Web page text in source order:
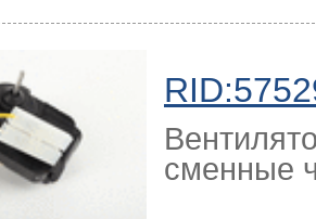
сменные